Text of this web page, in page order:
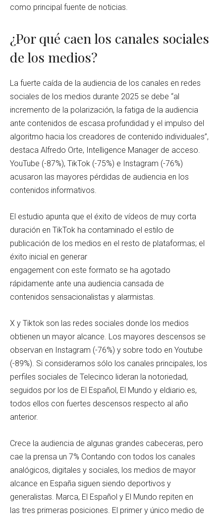
como principal fuente de noticias.
¿Por qué caen los canales sociales
de los medios?
La fuerte caída de la audiencia de los canales en redes
sociales de los medios durante 2025 se debe “al
incremento de la polarización, la fatiga de la audiencia
ante contenidos de escasa profundidad y el impulso del
algoritmo hacia los creadores de contenido individuales”,
destaca Alfredo Orte, Intelligence Manager de acceso.
YouTube (-87%), TikTok (-75%) e Instagram (-76%)
acusaron las mayores pérdidas de audiencia en los
contenidos informativos.
El estudio apunta que el éxito de vídeos de muy corta
duración en TikTok ha contaminado el estilo de
publicación de los medios en el resto de plataformas; el
éxito inicial en generar
engagement con este formato se ha agotado
rápidamente ante una audiencia cansada de
contenidos sensacionalistas y alarmistas.
X y Tiktok son las redes sociales donde los medios
obtienen un mayor alcance. Los mayores descensos se
observan en Instagram (-76%) y sobre todo en Youtube
(-89%). Si consideramos sólo los canales principales, los
perfiles sociales de Telecinco lideran la notoriedad,
seguidos por los de El Español, El Mundo y eldiario.es,
todos ellos con fuertes descensos respecto al año
anterior.
Crece la audiencia de algunas grandes cabeceras, pero
cae la prensa un 7% Contando con todos los canales
analógicos, digitales y sociales, los medios de mayor
alcance en España siguen siendo deportivos y
generalistas. Marca, El Español y El Mundo repiten en
las tres primeras posiciones. El primer y único medio de